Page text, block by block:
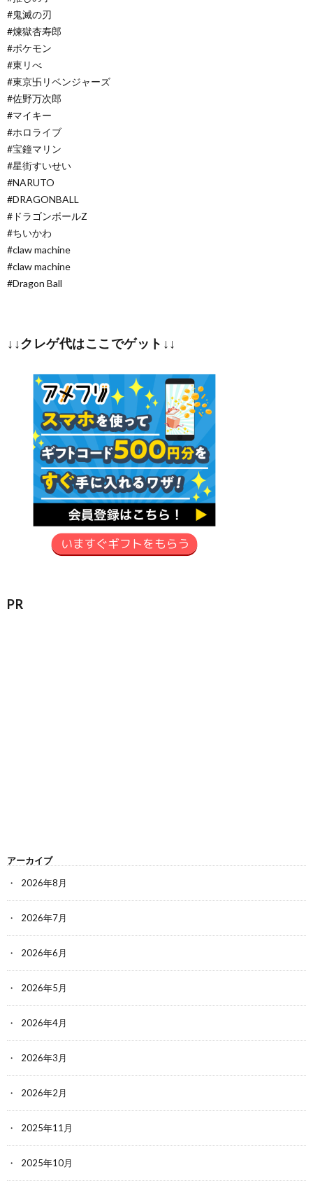
#鬼滅の刃
#煉獄杏寿郎
#ポケモン
#東リべ
#東京卐リベンジャーズ
#佐野万次郎
#マイキー
#ホロライブ
#宝鐘マリン
#星街すいせい
#NARUTO
#DRAGONBALL
#ドラゴンボールZ
#ちいかわ
#claw machine
#claw machine
#Dragon Ball
↓↓クレゲ代はここでゲット↓↓
PR
アーカイブ
2026年8月
2026年7月
2026年6月
2026年5月
2026年4月
2026年3月
2026年2月
2025年11月
2025年10月